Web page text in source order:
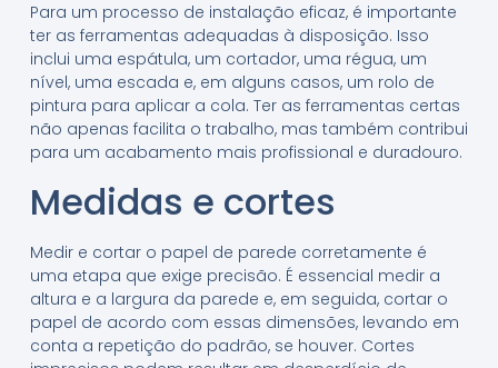
Para um processo de instalação eficaz, é importante
ter as ferramentas adequadas à disposição. Isso
inclui uma espátula, um cortador, uma régua, um
nível, uma escada e, em alguns casos, um rolo de
pintura para aplicar a cola. Ter as ferramentas certas
não apenas facilita o trabalho, mas também contribui
para um acabamento mais profissional e duradouro.
Medidas e cortes
Medir e cortar o papel de parede corretamente é
uma etapa que exige precisão. É essencial medir a
altura e a largura da parede e, em seguida, cortar o
papel de acordo com essas dimensões, levando em
conta a repetição do padrão, se houver. Cortes